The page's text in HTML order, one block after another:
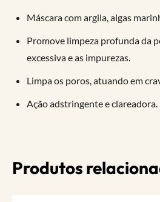
Máscara com argila, algas
Promove limpeza profunda da
excessiva e as impurezas.
Limpa os poros, atuando em
Ação adstringente e clareadora.
Produtos